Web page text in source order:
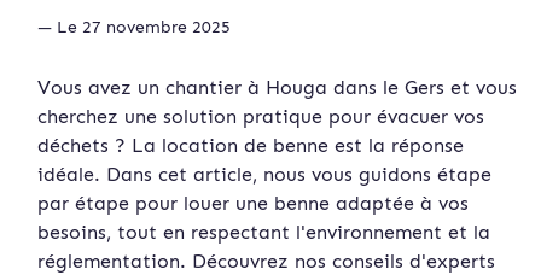
— Le 27 novembre 2025
Vous avez un chantier à Houga dans le Gers et vous
cherchez une solution pratique pour évacuer vos
déchets ? La location de benne est la réponse
idéale. Dans cet article, nous vous guidons étape
par étape pour louer une benne adaptée à vos
besoins, tout en respectant l'environnement et la
réglementation. Découvrez nos conseils d'experts